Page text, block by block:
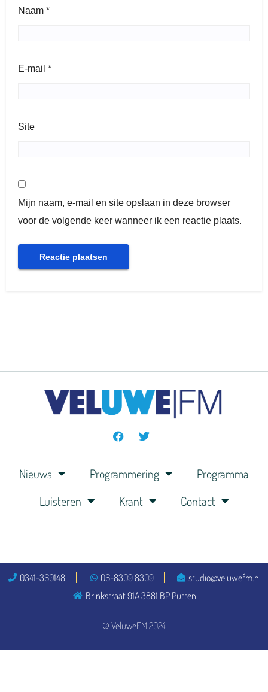
Naam *
E-mail *
Site
Mijn naam, e-mail en site opslaan in deze browser
voor de volgende keer wanneer ik een reactie plaats.
Nieuws Programmering
Programma
Luisteren
Krant Contact
© VeluweFM 2024
0341-360148 06-8309 8309
studio@veluwefm.nl
Brinkstraat 91A 3881 BP Putten